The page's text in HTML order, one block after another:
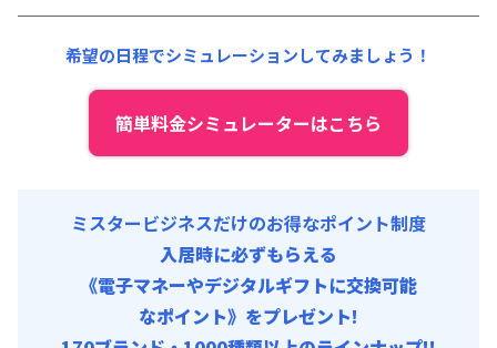
その他費用 :
希望の日程でシミュレーションしてみましょう！
簡単料金シミュレーターはこちら
ミスタービジネスだけのお得なポイント制度
入居時に必ずもらえる
《電子マネーやデジタルギフトに交換可能
なポイント》をプレゼント!